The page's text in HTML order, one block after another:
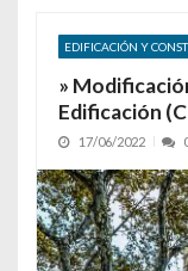
EDIFICACIÓN Y
»
Edificación
17/06/2022